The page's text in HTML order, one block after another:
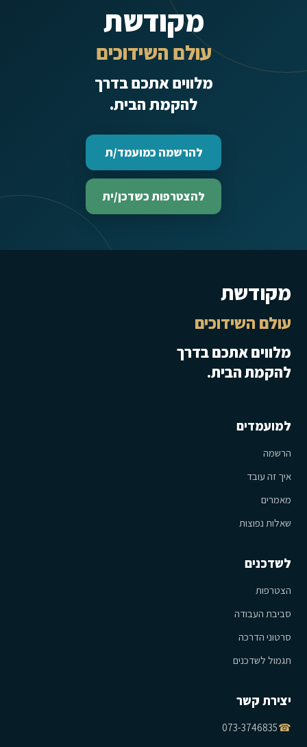
מקודשת
עולם השידוכים
מלווים אתכם בדרך
להקמת הבית.
להרשמה כמועמד/ת
להצטרפות כשדכן/ית
מקודשת
עולם השידוכים
מלווים אתכם בדרך
להקמת הבית.
למועמדים
הרשמה
איך זה עובד
מאמרים
שאלות נפוצות
לשדכנים
הצטרפות
סביבת העבודה
סרטוני הדרכה
תגמול לשדכנים
יצירת קשר
☎
073-3746835